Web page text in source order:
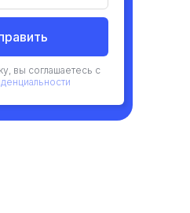
вы соглашаетесь с